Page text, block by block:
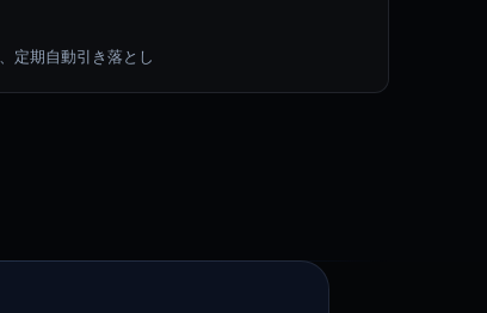
定期自動引き落とし